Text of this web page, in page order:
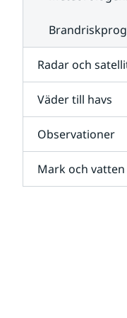
Radar och
Väder till havs
Observationer
Mark och vatten